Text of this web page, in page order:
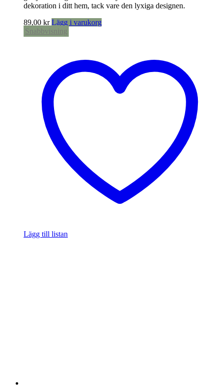
dekoration i ditt hem, tack vare den lyxiga designen.
89,00 kr Lägg i varukorg
Snabbvisning
Lägg till listan